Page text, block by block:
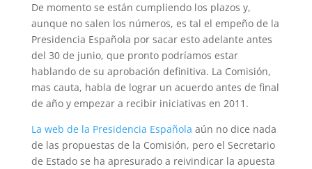
De momento se están cumpliendo los plazos y,
aunque no salen los números, es tal el empeño de la
Presidencia Española por sacar esto adelante antes
del 30 de junio, que pronto podríamos estar
hablando de su aprobación definitiva. La Comisión,
mas cauta, habla de lograr un acuerdo antes de final
de año y empezar a recibir iniciativas en 2011.
La web de la Presidencia Española aún no dice nada
de las propuestas de la Comisión, pero el Secretario
de Estado se ha apresurado a reivindicar la apuesta